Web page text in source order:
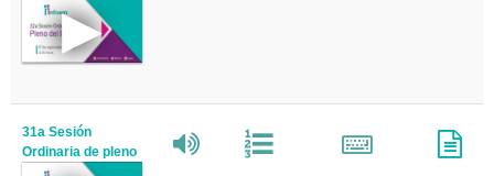
31a Sesión
Ordinaria de pleno